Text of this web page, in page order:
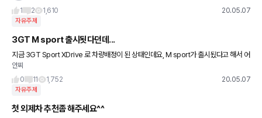
1
2 1,610 20.05.07
자유주제
3GT M sport 출시됫다던데...
지금 3GT Sport XDrive 로 차량배정이 된 상태인데요, M sport가 출시됬다고 해서 어
안찌
0
11 1,752 20.05.07
자유주제
첫 외제차 추천좀 해주세요^^